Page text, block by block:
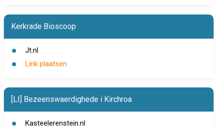
Kerkrade Bioscoop
Jt.nl
Link plaatsen
[LI] Bezeenswaerdighede i Kirchroa
Kasteelerenstein.nl